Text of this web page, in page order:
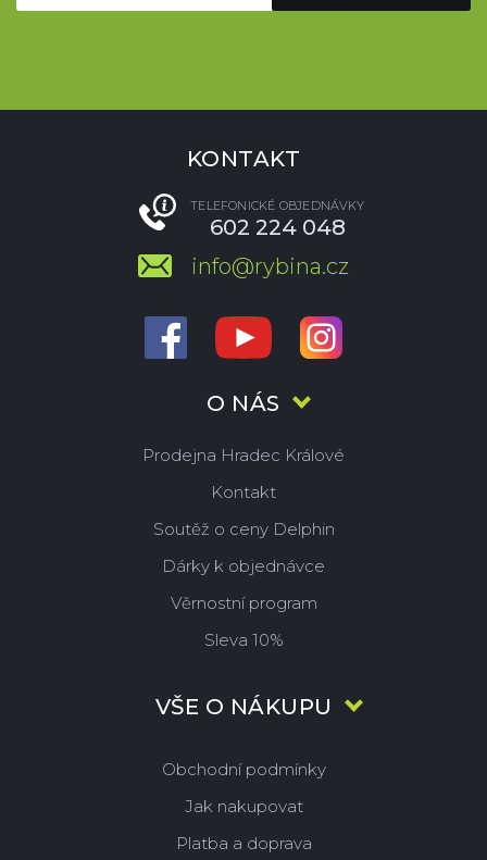
O NÁS
Prodejna Hradec Králové
Kontakt
Soutěž o ceny Delphin
Dárky k objednávce
Věrnostní program
Sleva 10%
VŠE O NÁKUPU
Obchodní podmínky
Jak nakupovat
Platba a doprava
KONTAKT
TELEFONICKÉ OBJEDNÁVKY
602 224 048
info@rybina.cz